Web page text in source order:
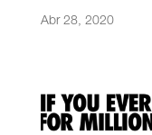
Abr 28, 2020